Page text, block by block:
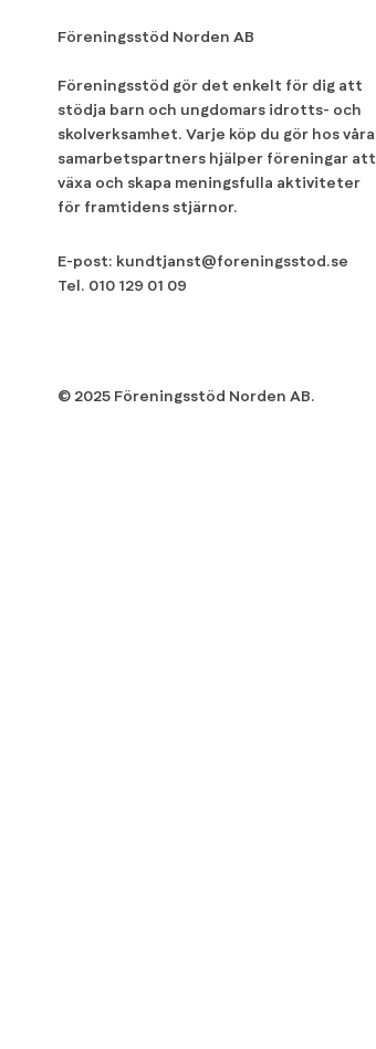
Föreningsstöd Norden AB
Föreningsstöd gör det enkelt för dig att
stödja barn och ungdomars idrotts- och
skolverksamhet. Varje köp du gör hos våra
samarbetspartners hjälper föreningar att
växa och skapa meningsfulla aktiviteter
för framtidens stjärnor.
E-post: kundtjanst@foreningsstod.se
Tel. 010 129 01 09
© 2025 Föreningsstöd Norden AB.